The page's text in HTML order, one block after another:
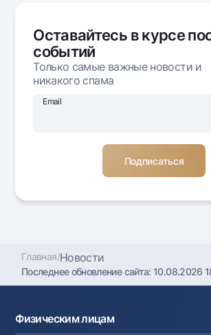
Офисы и банкоматы
Согласие на обработку персональных
Оставайтесь в курсе
событий
Только самые важные новости и
никакого спама
Email
Главная/Новости
Последнее обновление сайта: 10.08.2026
Физическим лицам